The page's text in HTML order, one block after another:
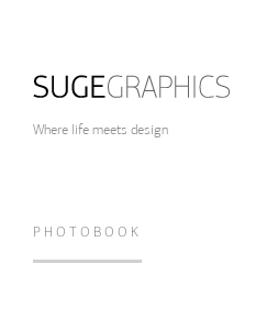
Where life meets design
PHOTOBOOK